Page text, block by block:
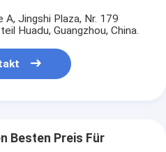
Jingshi Plaza, Nr. 179
Huadu, Guangzhou, China.
Besten Preis Für